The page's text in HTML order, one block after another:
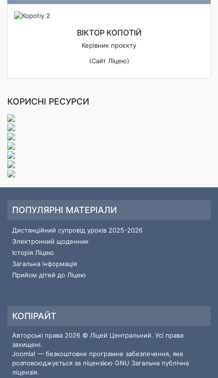
ВІКТОР КОПОТІЙ
Керівник проєкту
(Сайт Ліцею)
КОРИСНІ РЕСУРСИ
ПОПУЛЯРНІ МАТЕРІАЛИ
Дистанційний супровід уроків 2025-2026
Электронний щоденник
Історія Ліцею
Загальна інформація
Прийом дітей до Ліцею
КОПІРАЙТ
Авторські права 2026 © Ліцей Центральний. Усі права
захищені.
Joomla! — безкоштовне програмне забезпечення, яке
розповсюджується за ліцензією GNU Загальна публічна
ліцензія.